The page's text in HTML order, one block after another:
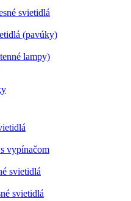
svietidlá
(pavúky)
lampy)
vypínačom
svietidlá
svietidlá